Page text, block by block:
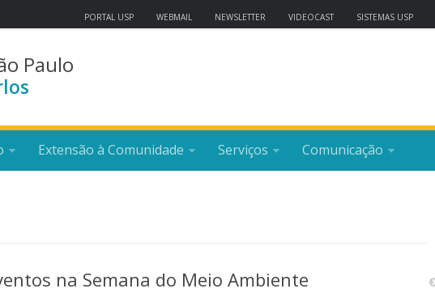
PORTAL USP WEBMAIL NEWSLETTER VIDEOCAST SISTEMAS USP
Paulo
Extensão à Comunidade Serviços Comunicação
na Semana do Meio Ambiente